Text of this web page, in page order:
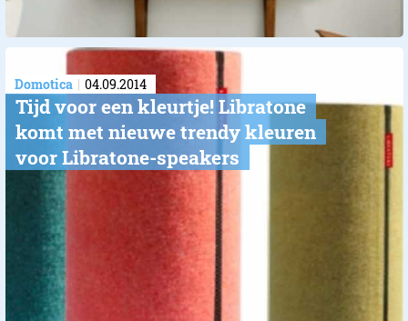
Domotica 04.09.2014
Tijd voor een kleurtje! Libratone
komt met nieuwe trendy kleuren
voor Libratone-speakers